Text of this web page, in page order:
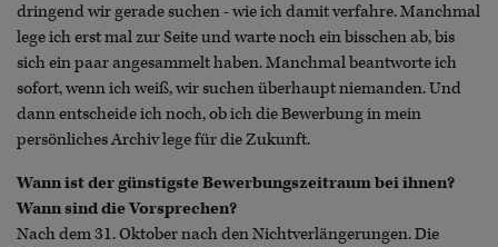
dringend wir gerade suchen - wie ich damit verfahre. Manchmal
lege ich erst mal zur Seite und warte noch ein bisschen ab, bis
sich ein paar angesammelt haben. Manchmal beantworte ich
sofort, wenn ich weiß, wir suchen überhaupt niemanden. Und
dann entscheide ich noch, ob ich die Bewerbung in mein
persönliches Archiv lege für die Zukunft.
Wann ist der günstigste Bewerbungszeitraum bei ihnen?
Wann sind die Vorsprechen?
Nach dem 31. Oktober nach den Nichtverlängerungen. Die